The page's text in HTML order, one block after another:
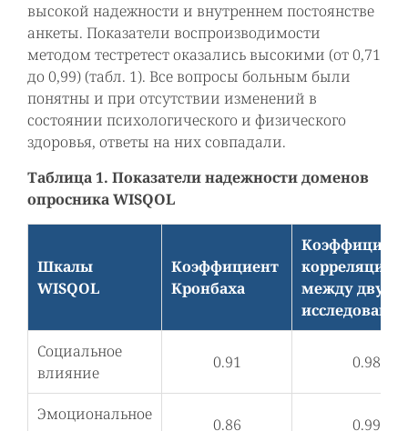
высокой надежности и внутреннем постоянстве
анкеты. Показатели воспроизводимости
методом тестретест оказались высокими (от 0,71
до 0,99) (табл. 1). Все вопросы больным были
понятны и при отсутствии изменений в
состоянии психологического и физического
здоровья, ответы на них совпадали.
Таблица 1. Показатели надежности доменов
опросника WISQOL
Шкалы
WISQOL
Коэффициент
Кронбаха
Коэффициент
корреляции
между двумя
Социальное
влияние
0.91 0.98
Эмоциональное
0.86 0.99